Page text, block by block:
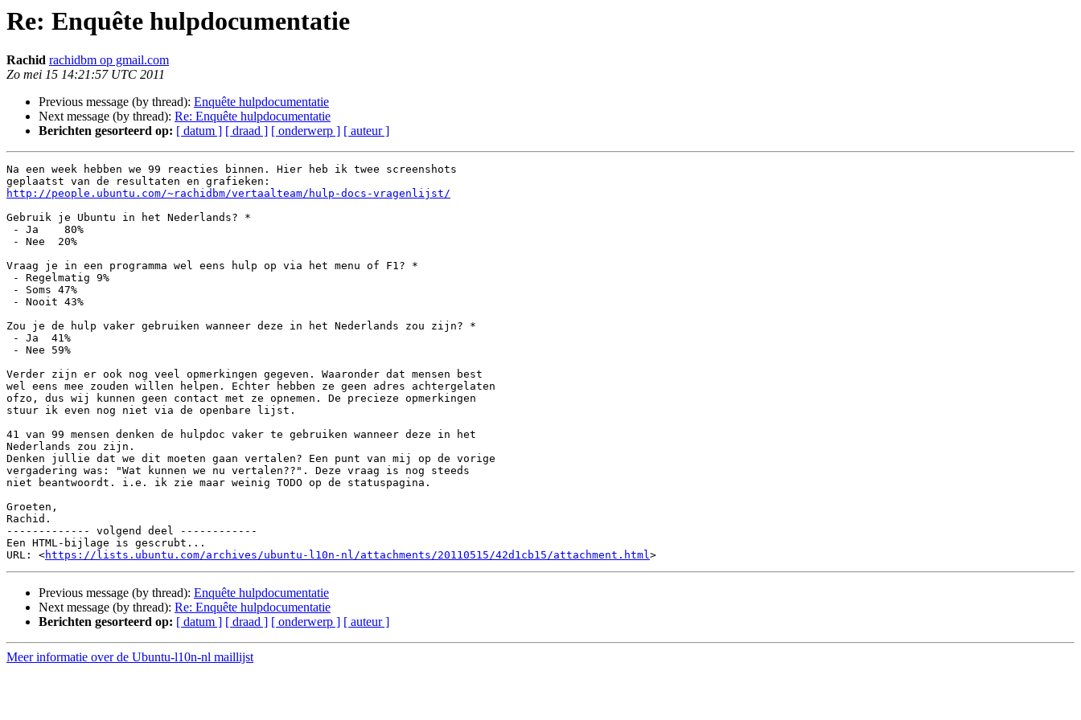
Re: Enquête hulpdocumentatie
Rachid rachidbm op gmail.com
Zo mei 15 14:21:57 UTC 2011
Previous message (by thread): Enquête hulpdocumentatie
Next message (by thread): Re: Enquête hulpdocumentatie
Berichten gesorteerd op: [ datum ] [ draad ] [ onderwerp ] [ auteur ]
Na een week hebben we 99 reacties binnen. Hier heb ik twee screenshots
http://people.ubuntu.com/~rachidbm/vertaalteam/hulp-docs-vragenlijst/
Gebruik je Ubuntu in het Nederlands? *
Vraag je in een programma wel eens hulp op via het menu of F1? *
Zou je de hulp vaker gebruiken wanneer deze in het Nederlands zou zijn? *
Verder zijn er ook nog veel opmerkingen gegeven. Waaronder dat mensen best
wel eens mee zouden willen helpen. Echter hebben ze geen adres achtergelaten
ofzo, dus wij kunnen geen contact met ze opnemen. De precieze opmerkingen
stuur ik even nog niet via de openbare lijst.
41 van 99 mensen denken de hulpdoc vaker te gebruiken wanneer deze in het
Nederlands zou zijn.
Denken jullie dat we dit moeten gaan vertalen? Een punt van mij op de vorige
vergadering was: "Wat kunnen we nu vertalen??". Deze vraag is nog steeds
niet beantwoordt. i.e. ik zie maar weinig TODO op de statuspagina.
Groeten,
Rachid.
------------- volgend deel ------------
Een HTML-bijlage is gescrubt...
URL: <https://lists.ubuntu.com/archives/ubuntu-l10n-nl/attachments/20110515/42d1cb15/attachment.html
Previous message (by thread): Enquête hulpdocumentatie
Next message (by thread): Re: Enquête hulpdocumentatie
Berichten gesorteerd op: [ datum ] [ draad ] [ onderwerp ] [ auteur ]
Meer informatie over de Ubuntu-l10n-nl maillijst